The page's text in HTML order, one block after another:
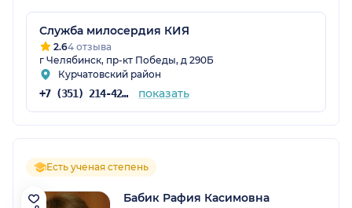
Служба милосердия КИЯ
2.64 отзыва
г Челябинск, пр-кт Победы, д 290Б
Курчатовский район
+7 (351) 214-42-22 показать
Есть ученая степень
Бабик Рафия Касимовна